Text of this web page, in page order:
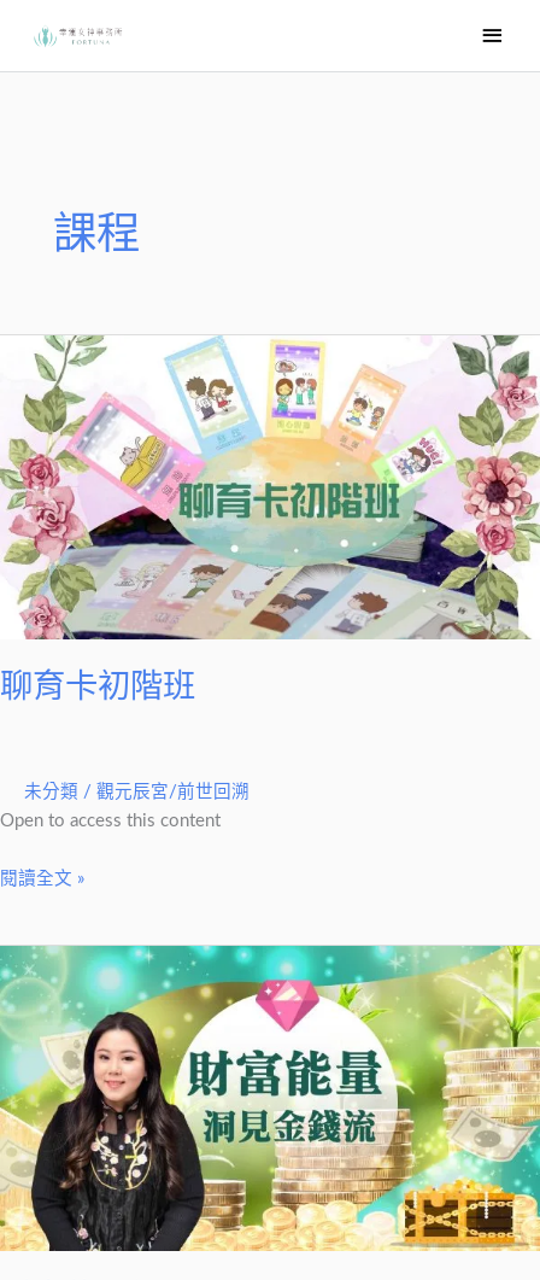
要
課程
聊育卡初階班
未分類 / 觀元辰宮/前世回溯
Open to access this content
初
階
班
閱讀全文 »
財
富
能
課
程